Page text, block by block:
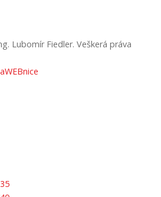
Lubomír Fiedler. Veškerá práva